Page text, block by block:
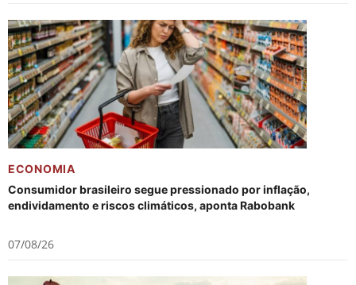
ECONOMIA
Consumidor brasileiro segue pressionado por inflação,
endividamento e riscos climáticos, aponta Rabobank
07/08/26